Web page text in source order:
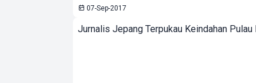
07-Sep-2017
Jurnalis Jepang Terpukau Keindahan Pulau